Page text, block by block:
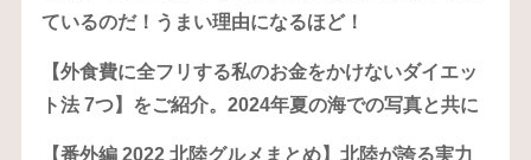
ているのだ！うまい理由になるほど！
【外食費に全フリする私のお金をかけないダイエッ
ト法 7つ】をご紹介。2024年夏の海での写真と共に
【番外編 2022 北陸グルメまとめ】北陸が誇る実力